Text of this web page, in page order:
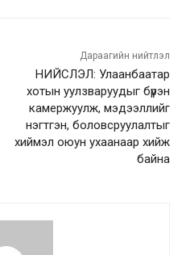
Дараагийн нийтлэл
НИЙСЛЭЛ: Улаанбаатар
хотын уулзваруудыг бүрэн
камержуулж, мэдээллийг
нэгтгэн, боловсруулалтыг
хиймэл оюун ухаанаар хийж
байна